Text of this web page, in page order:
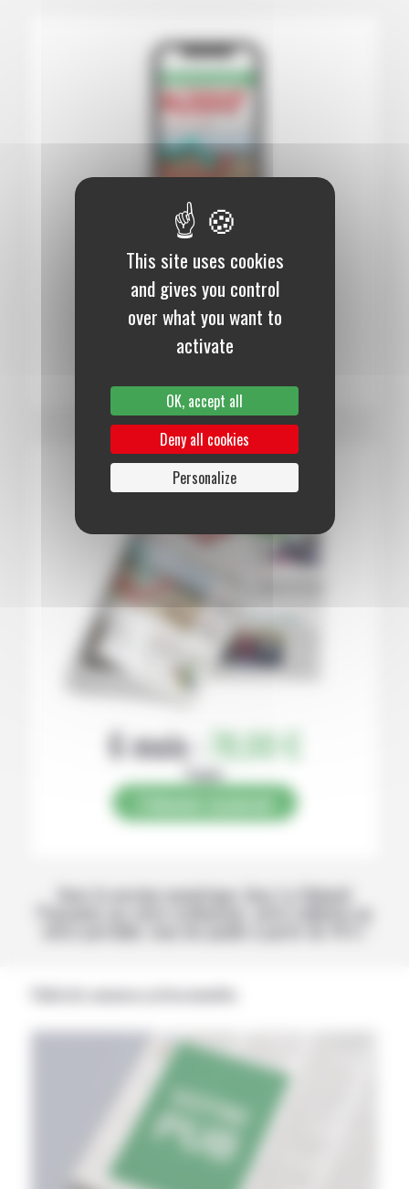
12 mois :99,00 €
Numérique
S’abonner au journal
6 mois : 78,00 €
Papier
Avec la version numérique, lisez La Volonté
Paysanne sur votre ordinateur, votre tablette ou
This site uses cookies
and gives you control
over what you want to
activate
OK, accept all
Deny all cookies
Personalize